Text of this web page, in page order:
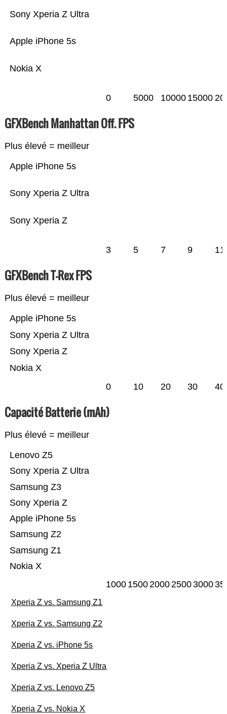
Nokia X
Apple iPhone 5s
Sony Xperia Z Ultra
0 5000 10000 15000
GFXBench Manhattan Off. FPS
Plus élevé = meilleur
Sony Xperia Z
Sony Xperia Z Ultra
Apple iPhone 5s
3 5 7 9 11
GFXBench T-Rex FPS
Plus élevé = meilleur
Nokia X
Sony Xperia Z
Sony Xperia Z Ultra
Apple iPhone 5s
0 10 20 30 40
Capacité Batterie (mAh)
Plus élevé = meilleur
Nokia X
Samsung Z1
Samsung Z2
Apple iPhone 5s
Sony Xperia Z
Samsung Z3
Sony Xperia Z Ultra
Lenovo Z5
1000 1500200025003000
Xperia Z vs. Samsung Z1
Xperia Z vs. Samsung Z2
Xperia Z vs. iPhone 5s
Xperia Z vs. Xperia Z Ultra
Xperia Z vs. Lenovo Z5
Xperia Z vs. Nokia X